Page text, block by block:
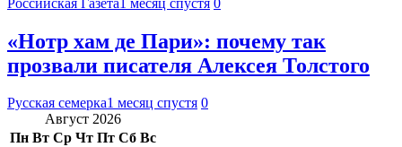
«Нотр хам де Пари»: почему так
прозвали писателя Алексея Толстого
Русская семерка1 месяц спустя 0
Август 2026
Пн Вт Ср Чт Пт Сб Вс